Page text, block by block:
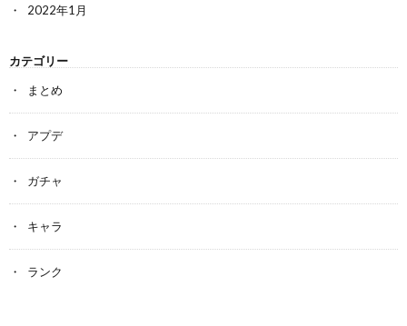
2022年1月
カテゴリー
まとめ
アプデ
ガチャ
キャラ
ランク